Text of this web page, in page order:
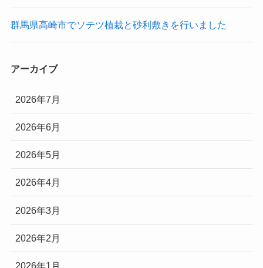
群馬県高崎市でソテツ植栽と砂利敷きを行いました
アーカイブ
2026年7月
2026年6月
2026年5月
2026年4月
2026年3月
2026年2月
2026年1月